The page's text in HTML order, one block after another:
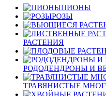
ПИОНЫ
РОЗЫ
РАСТЕНИЯ
РОДОДЕНДРОНЫ И
ТРАВЯНИСТЫЕ